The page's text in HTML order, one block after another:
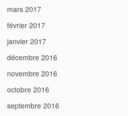
mars 2017
février 2017
janvier 2017
décembre 2016
novembre 2016
octobre 2016
septembre 2016